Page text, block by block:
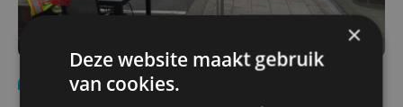
Nieuws
do 30 juli | 12:57
×
Deze website maakt gebruik
van cookies.